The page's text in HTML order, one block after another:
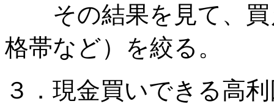
その結果を見て、買
格帯など）を絞る。
３．現金買いできる高